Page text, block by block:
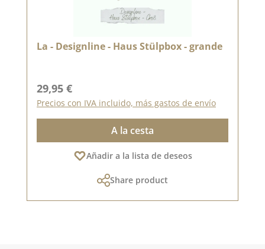
La - Designline - Haus Stülpbox - grande
Precio normal:
29,95 €
Precios con IVA incluido, más gastos de envío
A la cesta
Añadir a la lista de deseos
Share product